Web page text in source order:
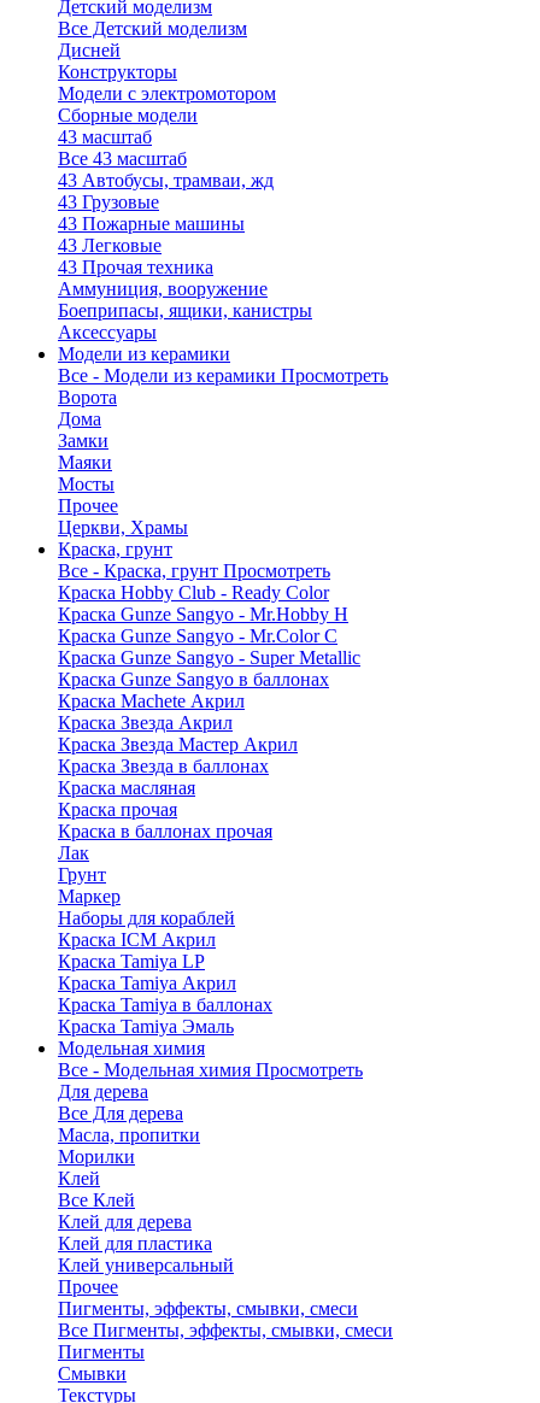
Детский моделизм
Все Детский моделизм
Дисней
Конструкторы
Модели с электромотором
Сборные модели
43 масштаб
Все 43 масштаб
43 Автобусы, трамваи, жд
43 Грузовые
43 Пожарные машины
43 Легковые
43 Прочая техника
Аммуниция, вооружение
Боеприпасы, ящики, канистры
Аксессуары
Модели из керамики
Все - Модели из керамики Просмотреть
Ворота
Дома
Замки
Маяки
Мосты
Прочее
Церкви, Храмы
Краска, грунт
Все - Краска, грунт Просмотреть
Краска Hobby Club - Ready Color
Краска Gunze Sangyo - Mr.Hobby H
Краска Gunze Sangyo - Mr.Color C
Краска Gunze Sangyo - Super Metallic
Краска Gunze Sangyo в баллонах
Краска Machete Акрил
Краска Звезда Акрил
Краска Звезда Мастер Акрил
Краска Звезда в баллонах
Краска масляная
Краска прочая
Краска в баллонах прочая
Лак
Грунт
Маркер
Наборы для кораблей
Краска ICM Акрил
Краска Tamiya LP
Краска Tamiya Акрил
Краска Tamiya в баллонах
Краска Tamiya Эмаль
Модельная химия
Все - Модельная химия Просмотреть
Для дерева
Все Для дерева
Масла, пропитки
Морилки
Клей
Все Клей
Клей для дерева
Клей для пластика
Клей универсальный
Прочее
Пигменты, эффекты, смывки, смеси
Все Пигменты, эффекты, смывки, смеси
Пигменты
Смывки
Текстуры